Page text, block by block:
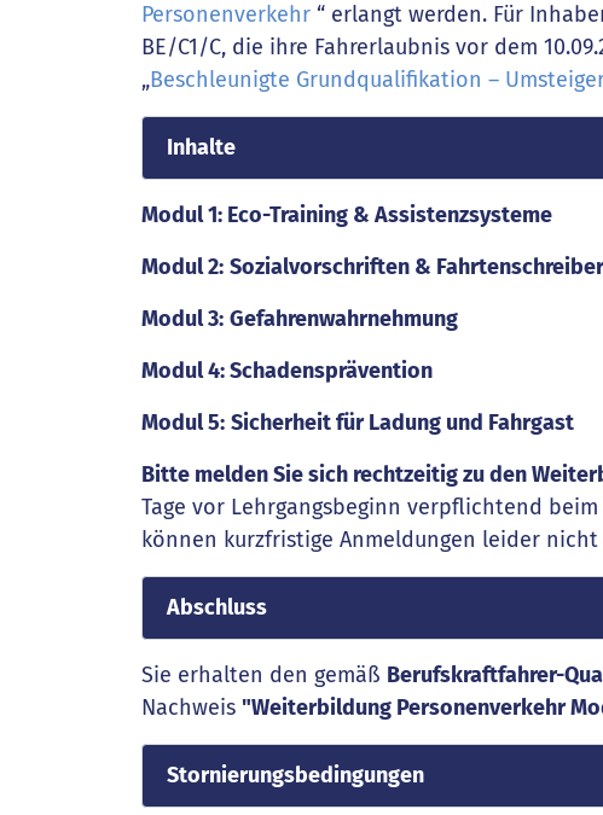
Personenverkehr “ erlangt werden. Für
BE/C1/C, die ihre Fahrerlaubnis vor dem
„Beschleunigte Grundqualifikation –
Inhalte
Modul 1: Eco-Training & Assistenzsysteme
Modul 2: Sozialvorschriften & Fahrtenschreiber
Modul 3: Gefahrenwahrnehmung
Modul 4: Schadensprävention
Modul 5: Sicherheit für Ladung und Fahrgast
Bitte melden Sie sich rechtzeitig zu den
Tage vor Lehrgangsbeginn verpflichtend
können kurzfristige Anmeldungen leider
Abschluss
Sie erhalten den gemäß Berufskraftfahrer-
Nachweis "Weiterbildung Personenverkehr
Stornierungsbedingungen